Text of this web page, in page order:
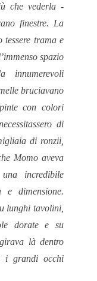
che vederla -
finestre. La
tessere trama e
spazio
innumerevoli
bruciavano
con colori
di
di ronzii,
Momo aveva
incredibile
dimensione.
lunghi tavolini,
dorate e su
là dentro
i grandi occhi